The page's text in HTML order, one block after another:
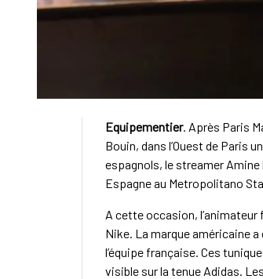
Equipementier. Après Paris
Bouin, dans l’Ouest de Paris
espagnols, le streamer Amine
Espagne au Metropolitano
A cette occasion, l’animateur
Nike. La marque américaine
l’équipe française. Ces
visible sur la tenue Adidas.